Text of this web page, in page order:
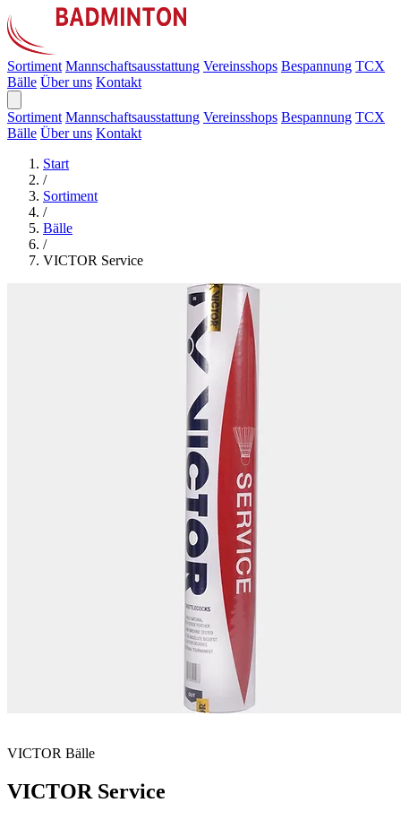
Sortiment Mannschaftsausstattung Vereinsshops Bespannung TCX
Bälle Über uns Kontakt
Sortiment Mannschaftsausstattung Vereinsshops Bespannung TCX
Bälle Über uns Kontakt
Start
/
Sortiment
/
Bälle
/
VICTOR Service
VICTOR Bälle
VICTOR Service